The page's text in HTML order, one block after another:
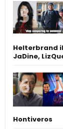
Helterbrand
JaDine,
Hontiveros